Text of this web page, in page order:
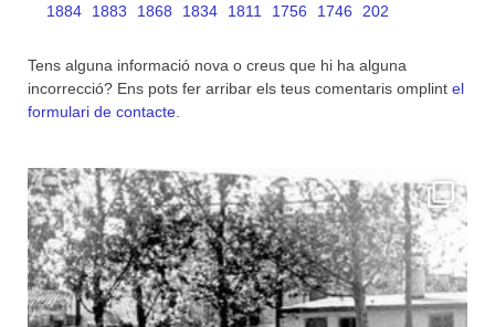
1884
1883 1868 1834 1811 1756 1746 202
Tens alguna informació nova o creus que hi ha alguna
incorrecció? Ens pots fer arribar els teus comentaris omplint el
formulari de contacte